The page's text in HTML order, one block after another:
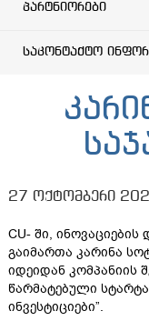
პარტნიორები
საკონტაქტო
27 ოქტომბერი
CU- ში,
გაიმართა კარინა
იდეიდან კომპანიის
წარმატებული
ინვესტიციები”.